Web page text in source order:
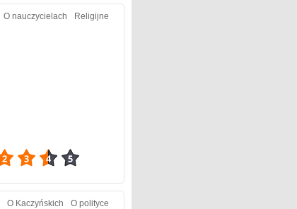
O nauczycielach Religijne
O Kaczyńskich O polityce